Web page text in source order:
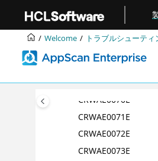
Welcome トラブルシューテ
CRWAE0065E
CRWAE0066E
CRWAE0068E
CRWAE0069E
CRWAE0070E
CRWAE0071E
CRWAE0072E
CRWAE0073E